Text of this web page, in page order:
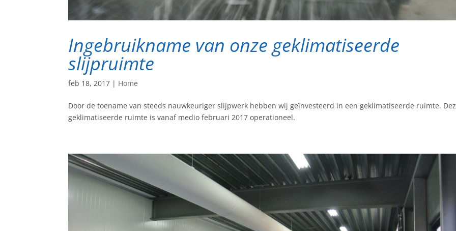
Ingebruikname van onze geklimatiseerde
slijpruimte
feb 18, 2017 | Home
Door de toename van steeds nauwkeuriger slijpwerk hebben wij geïnvesteerd in een geklimatiseerde ruimte.
geklimatiseerde ruimte is vanaf medio februari 2017 operationeel.